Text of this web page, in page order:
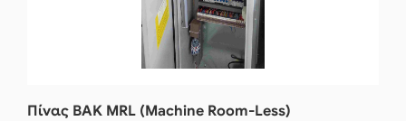
Πίνας BAK MRL (Machine Room-Less)